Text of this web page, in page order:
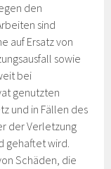
den
sind
auf Ersatz von
sowie
bei
genutzten
und in Fällen des
der Verletzung
gehaftet wird.
Schäden, die